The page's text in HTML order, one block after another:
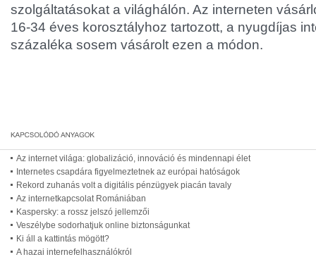
szolgáltatásokat a világhálón. Az interneten
16-34 éves korosztályhoz tartozott, a nyugdíjas
százaléka sosem vásárolt ezen a módon.
Az internet világa: globalizáció, innováció és mindennapi élet
Internetes csapdára figyelmeztetnek az európai hatóságok
Rekord zuhanás volt a digitális pénzügyek piacán tavaly
Az internetkapcsolat Romániában
Kaspersky: a rossz jelszó jellemzői
Veszélybe sodorhatjuk online biztonságunkat
Ki áll a kattintás mögött?
A hazai internefelhasználókról